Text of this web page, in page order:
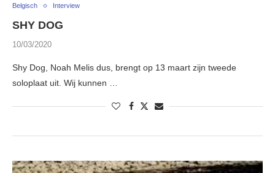
Belgisch Interview
SHY DOG
10/03/2020
Shy Dog, Noah Melis dus, brengt op 13 maart zijn tweede
soloplaat uit. Wij kunnen …